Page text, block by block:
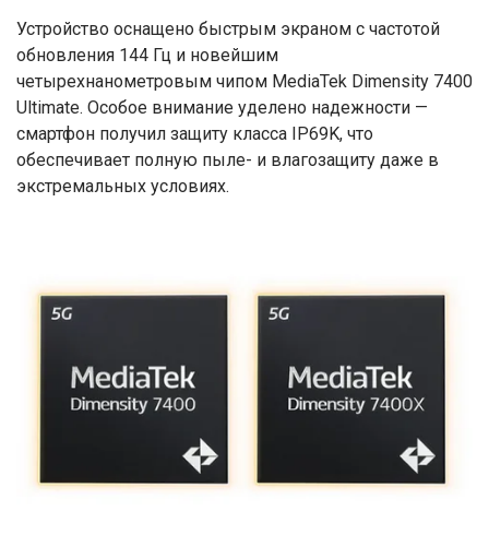
Устройство оснащено быстрым экраном с частотой
обновления 144 Гц и новейшим
четырехнанометровым чипом MediaTek Dimensity 7400
Ultimate. Особое внимание уделено надежности —
смартфон получил защиту класса IP69K, что
обеспечивает полную пыле- и влагозащиту даже в
экстремальных условиях.